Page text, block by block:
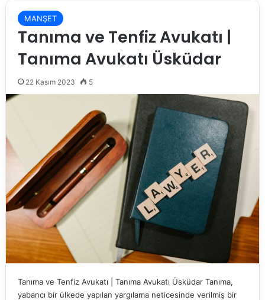
MANŞET
Tanıma ve Tenfiz Avukatı |
Tanıma Avukatı Üsküdar
22 Kasım 2023 5
Tanıma ve Tenfiz Avukatı | Tanıma Avukatı Üsküdar Tanıma,
yabancı bir ülkede yapılan yargılama neticesinde verilmiş bir